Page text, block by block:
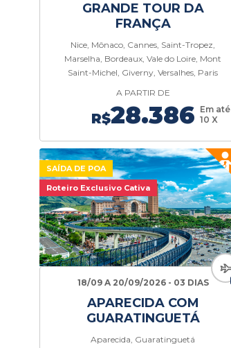
GRANDE TOUR DA
FRANÇA
Nice, Mônaco, Cannes, Saint-Tropez,
Marselha, Bordeaux, Vale do Loire, Mont
Saint-Michel, Giverny, Versalhes, Paris
A PARTIR DE
R$28.386 Em até
10 X
SAÍDA DE POA
Roteiro Exclusivo Cativa
18/09 A 20/09/2026 - 03 DIAS
APARECIDA COM
GUARATINGUETÁ
Aparecida, Guaratinguetá